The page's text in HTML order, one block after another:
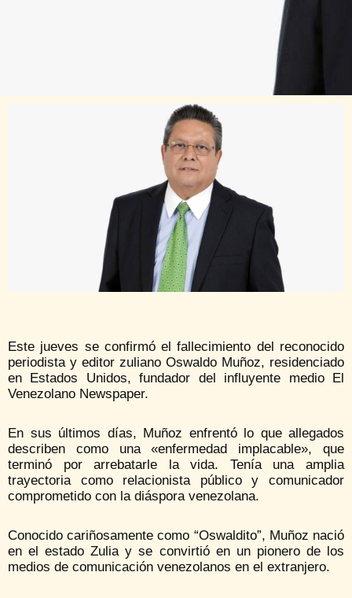
Este jueves se confirmó el fallecimiento del reconocido
periodista y editor zuliano Oswaldo Muñoz, residenciado
en Estados Unidos, fundador del influyente medio El
Venezolano Newspaper.
En sus últimos días, Muñoz enfrentó lo que allegados
describen como una «enfermedad implacable», que
terminó por arrebatarle la vida. Tenía una amplia
trayectoria como relacionista público y comunicador
comprometido con la diáspora venezolana.
Conocido cariñosamente como “Oswaldito”, Muñoz nació
en el estado Zulia y se convirtió en un pionero de los
medios de comunicación venezolanos en el extranjero.